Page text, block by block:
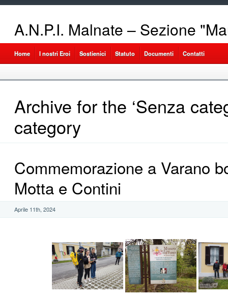
A.N.P.I. Malnate – Sezione
Home I nostri Eroi Sostienici Statuto Documenti Contatti
Archive for the ‘Senza
category
Commemorazione a Varano
Motta e Contini
Aprile 11th, 2024